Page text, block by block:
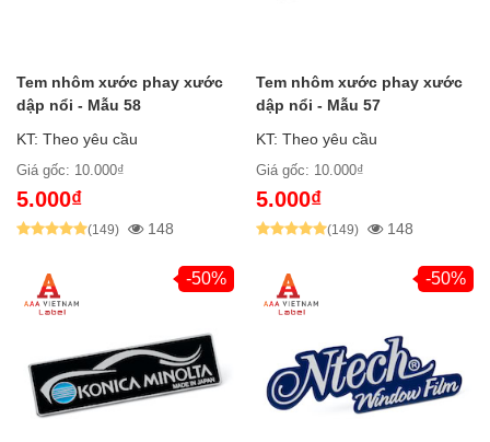
Tem nhôm xước phay xước
dập nổi - Mẫu 58
KT: Theo yêu cầu
Giá gốc: 10.000₫
5.000₫
(149) 148
Tem nhôm xước phay xước
dập nổi - Mẫu 57
KT: Theo yêu cầu
Giá gốc: 10.000₫
5.000₫
(149) 148
-50% -50%